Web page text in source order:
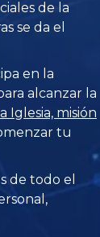
de la
se da el
en la
alcanzar la
Iglesia, misión
tu
de todo el